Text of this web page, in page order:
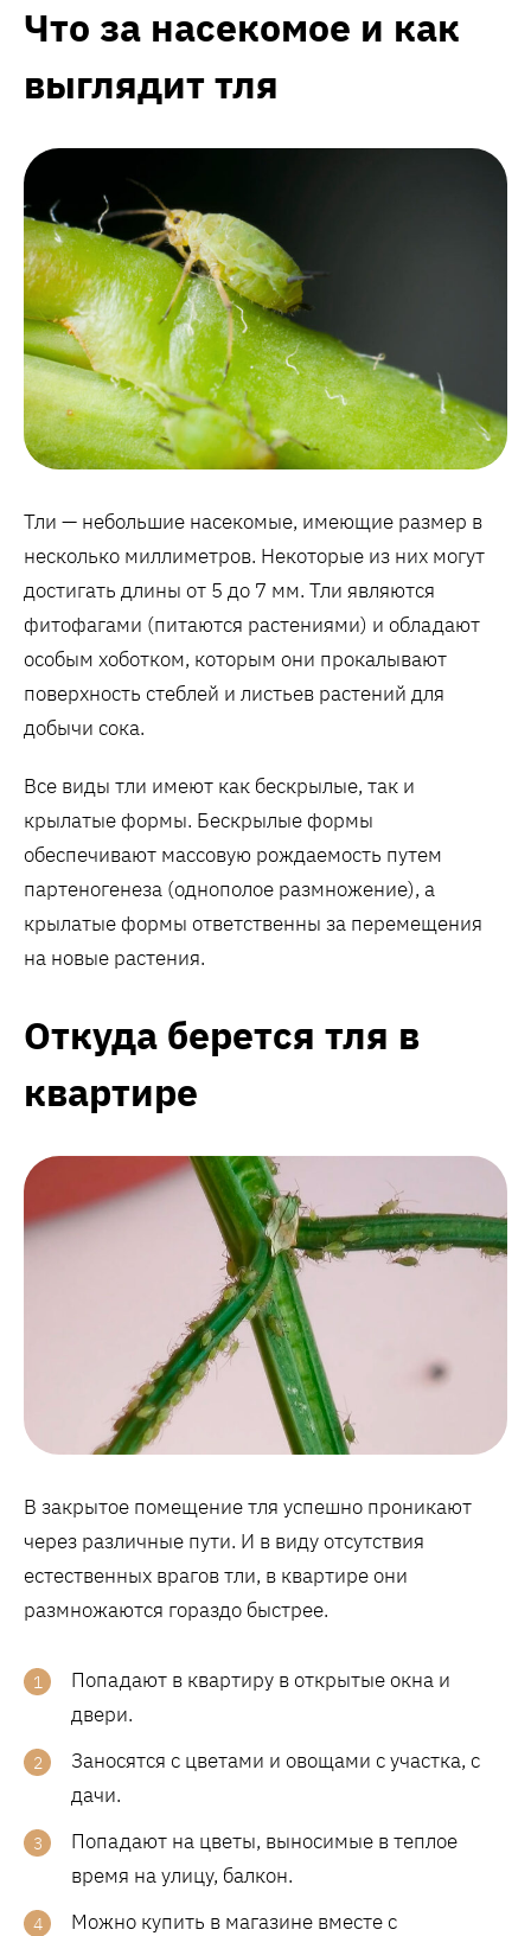
Что за насекомое и как
выглядит тля
Тли — небольшие насекомые, имеющие размер в
несколько миллиметров. Некоторые из них могут
достигать длины от 5 до 7 мм. Тли являются
фитофагами (питаются растениями) и обладают
особым хоботком, которым они прокалывают
поверхность стеблей и листьев растений для
добычи сока.
Все виды тли имеют как бескрылые, так и
крылатые формы. Бескрылые формы
обеспечивают массовую рождаемость путем
партеногенеза (однополое размножение), а
крылатые формы ответственны за перемещения
на новые растения.
Откуда берется тля в
квартире
В закрытое помещение тля успешно проникают
через различные пути. И в виду отсутствия
естественных врагов тли, в квартире они
размножаются гораздо быстрее.
Попадают в квартиру в открытые окна и
двери.
Заносятся с цветами и овощами с участка, с
дачи.
Попадают на цветы, выносимые в теплое
время на улицу, балкон.
Можно купить в магазине вместе с